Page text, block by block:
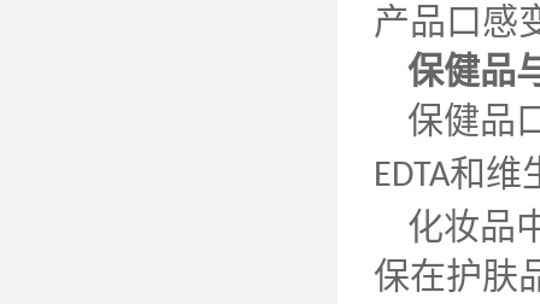
产品口感
保健品
保健品
EDTA和维
化妆品
保在护肤